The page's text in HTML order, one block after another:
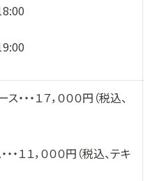
・・・１７，０００円（税込、
・１１，０００円（税込、テキ